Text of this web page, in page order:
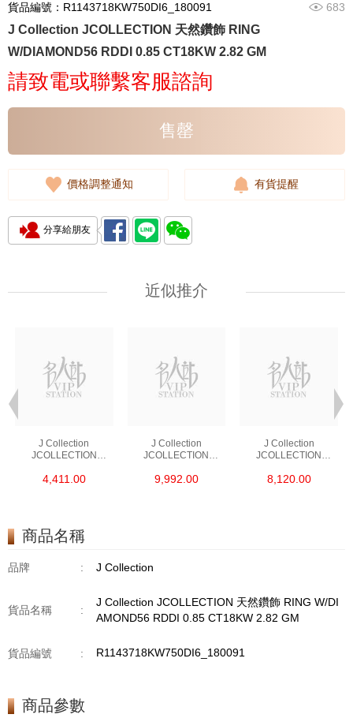
貨品編號：R1143718KW750DI6_180091 683
J Collection JCOLLECTION 天然鑽飾 RING
W/DIAMOND56 RDDI 0.85 CT18KW 2.82 GM
請致電或聯繫客服諮詢
售罄
價格調整通知 有貨提醒
分享給朋友
近似推介
J Collection
JCOLLECTION
RDDI 0.48 CT18KR
4,411.00
J Collection
JCOLLECTION
RDDI 1.34 CT18KW
9,992.00
J Collection
JCOLLECTION
W/DIAMOND 7
8,120.00
商品名稱
品牌 : J Collection
貨品名稱 :
J Collection JCOLLECTION 天然鑽飾 RING W/DI
AMOND56 RDDI 0.85 CT18KW 2.82 GM
貨品編號 : R1143718KW750DI6_180091
商品參數